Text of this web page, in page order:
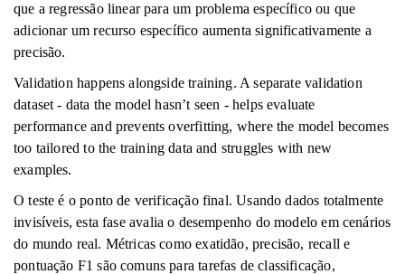
que a regressão linear para um problema específico ou que
adicionar um recurso específico aumenta significativamente a
precisão.
Validation happens alongside training. A separate validation
dataset - data the model hasn’t seen - helps evaluate
performance and prevents overfitting, where the model becomes
too tailored to the training data and struggles with new
examples.
O teste é o ponto de verificação final. Usando dados totalmente
invisíveis, esta fase avalia o desempenho do modelo em cenários
do mundo real. Métricas como exatidão, precisão, recall e
pontuação F1 são comuns para tarefas de classificação,